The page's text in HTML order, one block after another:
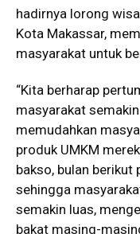
hadirnya lorong
Kota Makassar,
masyarakat untuk
“Kita berharap
masyarakat
memudahkan
produk UMKM
bakso, bulan berikut
sehingga
semakin luas,
bakat masing-